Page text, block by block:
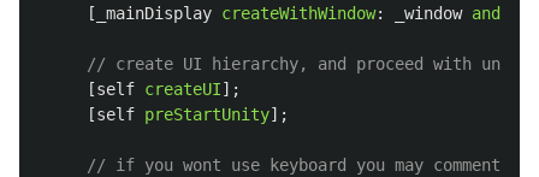
[
_mainDisplay createWithWindow: _window andView
// create UI hierarchy, and proceed with
[self createUI];
[self preStartUnity];
// if you wont use keyboard you may comment it